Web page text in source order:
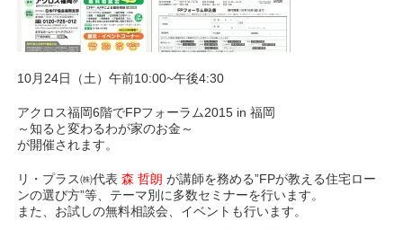
10月24日（土）午前10:00~午後4:30
アクロス福岡6階でFPフォーラム2015 in 福岡
～知ると変わるわが家のお金～
が開催されます。
リ・プラス㈱代表森 哲朗 が講師を務める”FPが教える住宅ロー
ンの選び方”等、テーマ別に多数セミナーを行います。
また、お試しの無料相談会、イベントも行います。